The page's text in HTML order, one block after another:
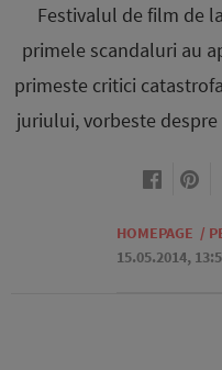
Festivalul de film de
primele scandaluri au
primeste critici
juriului, vorbeste
HOMEPAGE /
15.05.2014,